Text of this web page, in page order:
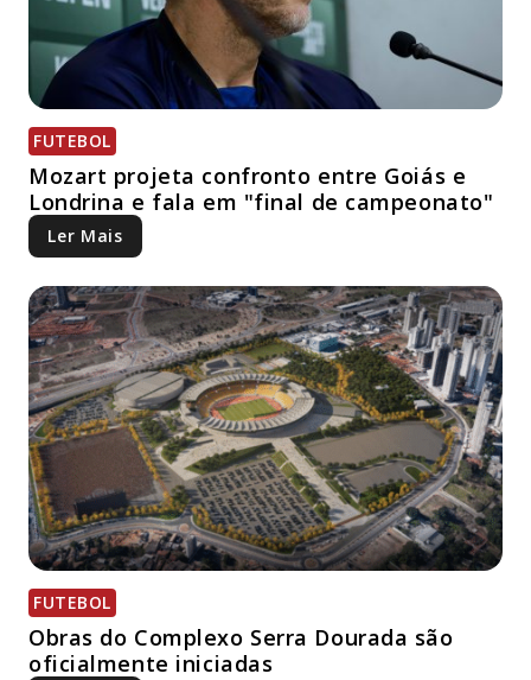
FUTEBOL
Mozart projeta confronto entre Goiás e
Londrina e fala em "final de campeonato"
Ler Mais
FUTEBOL
Obras do Complexo Serra Dourada são
oficialmente iniciadas